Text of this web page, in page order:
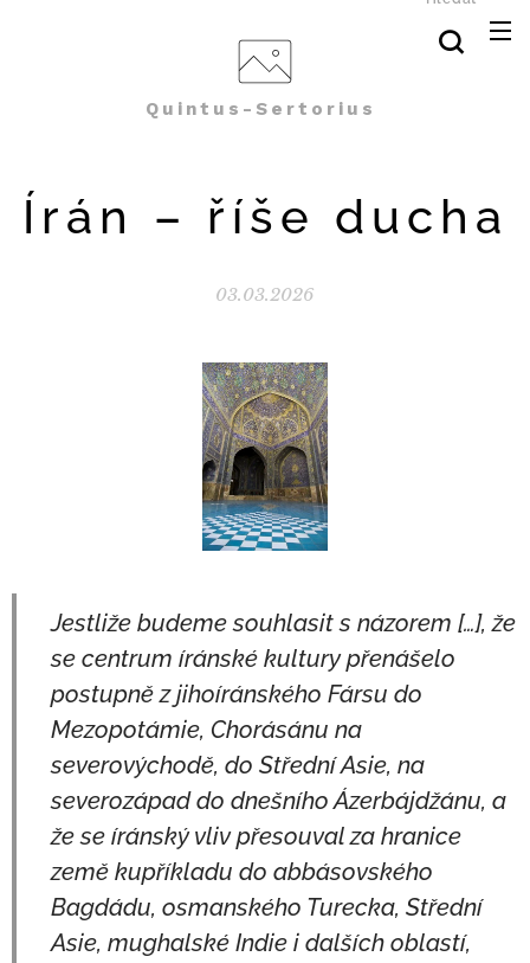
Quintus-Sertorius
Írán – říše ducha
03.03.2026
Jestliže budeme souhlasit s názorem […], že
se centrum íránské kultury přenášelo
postupně z jihoíránského Fársu do
Mezopotámie, Chorásánu na
severovýchodě, do Střední Asie, na
severozápad do dnešního Ázerbájdžánu, a
že se íránský vliv přesouval za hranice
země kupříkladu do abbásovského
Bagdádu, osmanského Turecka, Střední
Asie, mughalské Indie i dalších oblastí,